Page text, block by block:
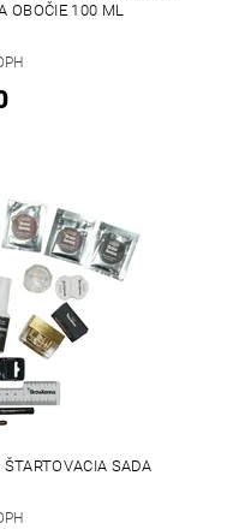
OBOČIE 100 ML
SADA